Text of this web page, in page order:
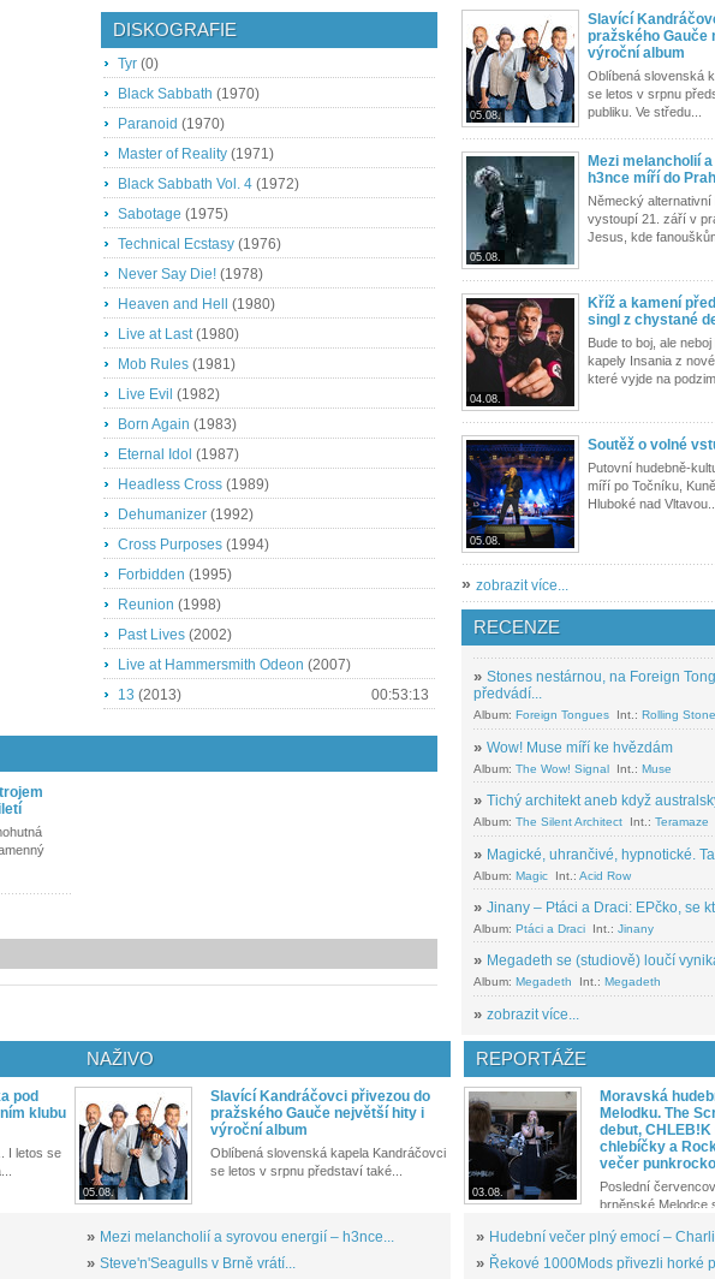
DISKOGRAFIE
Tyr (0)
Black Sabbath (1970)
Paranoid (1970)
Master of Reality (1971)
Black Sabbath Vol. 4 (1972)
Sabotage (1975)
Technical Ecstasy (1976)
Never Say Die! (1978)
Heaven and Hell
(1980)
Live at Last(1980)
Mob Rules (1981)
Live Evil (1982)
Born Again (1983)
Eternal Idol (1987)
Headless Cross (1989)
Dehumanizer (1992)
Cross Purposes (1994)
Forbidden (1995)
Reunion (1998)
Past Lives (2002)
Live at Hammersmith Odeon (2007)
13 (2013) 00:53:13
05.08.
Slavící
pražského Gauče
výroční album
Oblíbená slovenská
se letos v srpnu
publiku. Ve středu...
05.08.
Mezi melancholií
h3nce míří do
Německý
vystoupí 21. září v
Jesus, kde
04.08.
Kříž a kamení
singl z chystané
Bude to boj, ale
kapely Insania z
které vyjde na podzim
05.08.
Soutěž o volné
Putovní hudebně-
míří po Točníku,
Hluboké nad Vltavou...
» zobrazit více...
RECENZE
» Stones nestárnou, na Foreign
předvádí...
Album: Foreign Tongues Int.: Rolling
» Wow! Muse míří ke hvězdám
Album: The Wow! Signal Int.: Muse
» Tichý architekt aneb když
Album: The Silent Architect Int.: Teramaze
» Magické, uhrančivé, hypnotické.
Album: Magic Int.: Acid Row
» Jinany – Ptáci a Draci: EPčko, se
Album: Ptáci a Draci Int.: Jinany
» Megadeth se (studiově) loučí
Album: Megadeth Int.: Megadeth
» zobrazit více...
pod
klubu
I letos se
NAŽIVO
05.08.
Slavící Kandráčovci přivezou do
pražského Gauče největší hity i
výroční album
Oblíbená slovenská kapela Kandráčovci
se letos v srpnu představí také...
» Mezi melancholií a syrovou energií – h3nce...
» Steve'n'Seagulls v Brně vrátí...
REPORTÁŽE
03.08.
Moravská
Melodku. The
debut,
chlebíčky a
večer
Poslední
brněnské Melodce
» Hudební večer plný emocí –
» Řekové 1000Mods přivezli horké